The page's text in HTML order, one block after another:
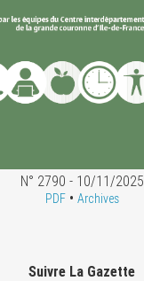
N° 2790 - 10/11/2025
PDF• Archives
Suivre La Gazette